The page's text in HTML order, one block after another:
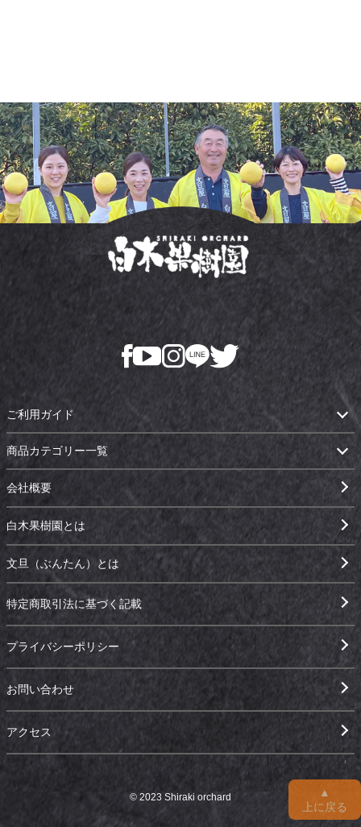
▲
上に戻る
ご利用ガイド
商品カテゴリー一覧
会社概要
白木果樹園とは
文旦（ぶんたん）とは
特定商取引法に基づく記載
プライバシーポリシー
お問い合わせ
アクセス
© 2023 Shiraki orchard